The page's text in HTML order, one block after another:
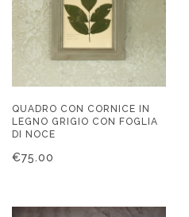
QUADRO CON CORNICE IN
LEGNO GRIGIO CON FOGLIA
DI NOCE
€75.00